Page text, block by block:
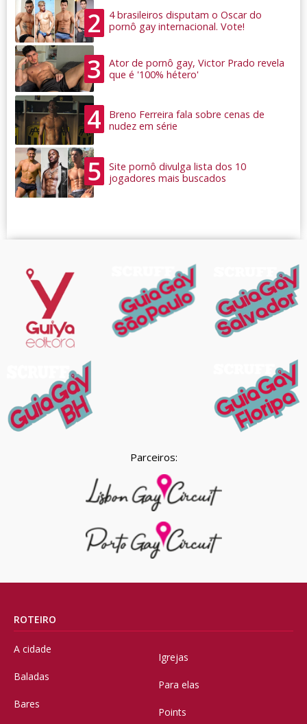
2
4 brasileiros disputam o Oscar do
pornô gay internacional. Vote!
3
Ator de pornô gay, Victor Prado revela
que é '100% hétero'
4
Breno Ferreira fala sobre cenas de
nudez em série
5
Site pornô divulga lista dos 10
jogadores mais buscados
Parceiros:
ROTEIRO
A cidade
Baladas
Bares
Igrejas
Para elas
Points